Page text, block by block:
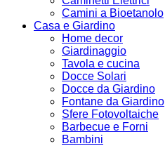
Camini a Bioetanolo
Casa e Giardino
Home decor
Giardinaggio
Tavola e cucina
Docce Solari
Docce da Giardino
Fontane da Giardino
Sfere Fotovoltaiche
Barbecue e Forni
Bambini